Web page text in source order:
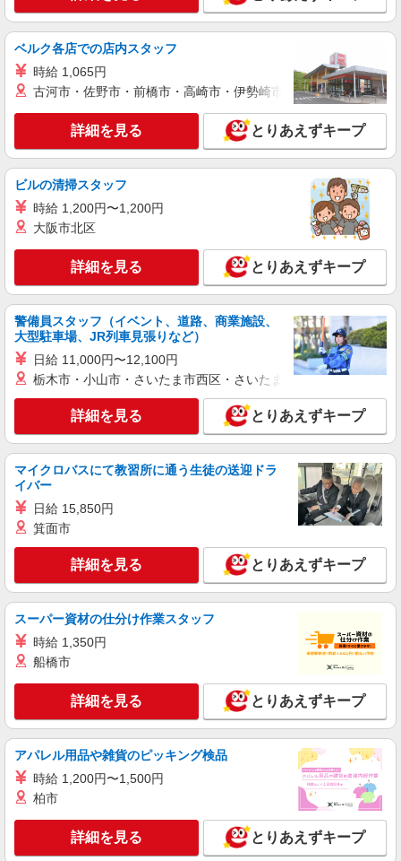
ベルク各店での店内スタッフ
時給 1,065円
古河市・佐野市・前橋市・高崎市・伊勢崎市・太田市・館林市
詳細を見る とりあえずキープ
ビルの清掃スタッフ
時給 1,200円〜1,200円
大阪市北区
詳細を見る とりあえずキープ
警備員スタッフ（イベント、道路、商業施設、
大型駐車場、JR列車見張りなど）
日給 11,000円〜12,100円
栃木市・小山市・さいたま市西区・さいたま市岩槻区・久喜市・
詳細を見る とりあえずキープ
マイクロバスにて教習所に通う生徒の送迎ドラ
イバー
日給 15,850円
箕面市
詳細を見る とりあえずキープ
スーパー資材の仕分け作業スタッフ
時給 1,350円
船橋市
詳細を見る とりあえずキープ
アパレル用品や雑貨のピッキング検品
時給 1,200円〜1,500円
柏市
詳細を見る とりあえずキープ